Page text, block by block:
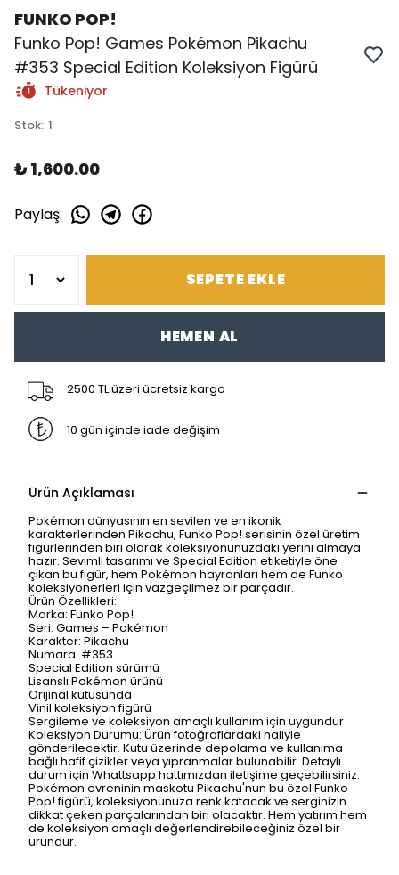
FUNKO POP!
Funko Pop! Games Pokémon Pikachu
#353 Special Edition Koleksiyon Figürü
Tükeniyor
Stok: 1
₺ 1,600.00
Paylaş:
SEPETE EKLE
HEMEN AL
2500 TL üzeri ücretsiz kargo
10 gün içinde iade değişim
Ürün Açıklaması
Pokémon dünyasının en sevilen ve en ikonik
karakterlerinden Pikachu, Funko Pop! serisinin özel üretim
figürlerinden biri olarak koleksiyonunuzdaki yerini almaya
hazır. Sevimli tasarımı ve Special Edition etiketiyle öne
çıkan bu figür, hem Pokémon hayranları hem de Funko
koleksiyonerleri için vazgeçilmez bir parçadır.
Ürün Özellikleri:
Marka: Funko Pop!
Seri: Games – Pokémon
Karakter: Pikachu
Numara: #353
Special Edition sürümü
Lisanslı Pokémon ürünü
Orijinal kutusunda
Vinil koleksiyon figürü
Sergileme ve koleksiyon amaçlı kullanım için uygundur
Koleksiyon Durumu: Ürün fotoğraflardaki haliyle
gönderilecektir. Kutu üzerinde depolama ve kullanıma
bağlı hafif çizikler veya yıpranmalar bulunabilir. Detaylı
durum için Whattsapp hattımızdan iletişime geçebilirsiniz.
Pokémon evreninin maskotu Pikachu'nun bu özel Funko
Pop! figürü, koleksiyonunuza renk katacak ve serginizin
dikkat çeken parçalarından biri olacaktır. Hem yatırım hem
de koleksiyon amaçlı değerlendirebileceğiniz özel bir
üründür.